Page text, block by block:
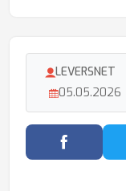
LEVERSNET
05.05.2026